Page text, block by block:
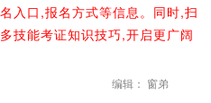
入口,报名方式等信息。同时,扫
技能考证知识技巧,开启更广阔
编辑： 窗弟